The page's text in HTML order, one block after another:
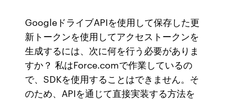
GoogleドライブAPIを使用して保存した更
新トークンを使用してアクセストークンを
生成するには、次に何を行う必要がありま
すか？ 私はForce.comで作業しているの
で、SDKを使用することはできません。そ
のため、APIを通じて直接実装する方法を